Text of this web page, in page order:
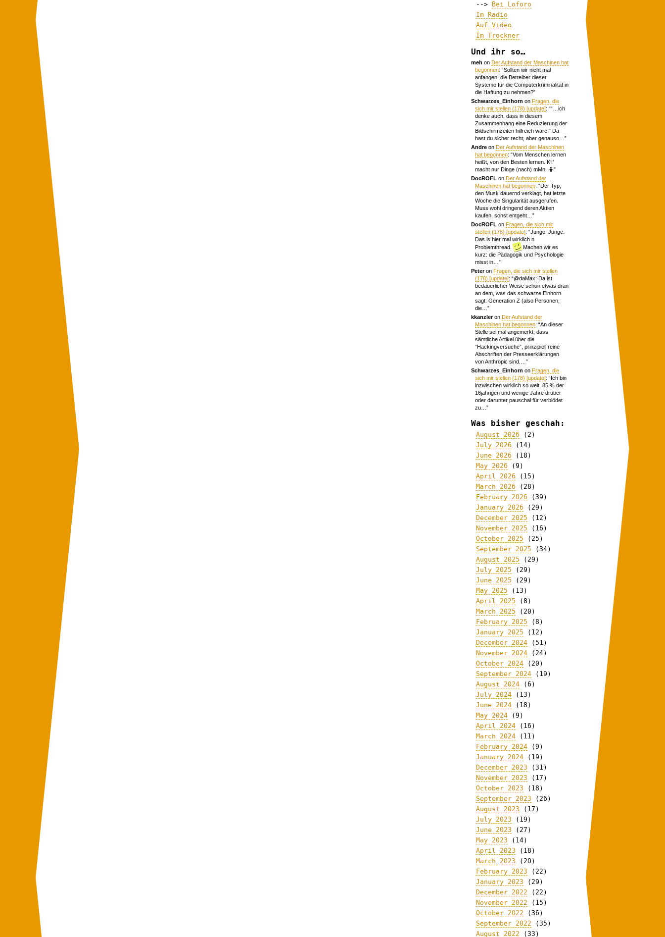
-->
Bei Loforo
Im Radio
Auf Video
Im Trockner
Und ihr so…
meh onDer Aufstand der Maschinen hat
begonnen: “Sollten wir nicht mal
anfangen, die Betreiber dieser
Systeme für die Computerkriminalität in
die Haftung zu nehmen?”
Schwarzes_Einhorn onFragen, die
sich mir stellen (178) [update]: ““…ich
denke auch, dass in diesem
Zusammenhang eine Reduzierung der
Bildschirmzeiten hilfreich wäre.” Da
hast du sicher recht, aber genauso… ”
Andre onDer Aufstand der Maschinen
hat begonnen: “Vom Menschen lernen
heißt, von den Besten lernen. K’I’
macht nur Dinge (nach) mMn. 🤷”
DocROFL onDer Aufstand der
Maschinen hat begonnen: “Der Typ,
den Musk dauernd verklagt, hat letzte
Woche die Singularität ausgerufen.
Muss wohl dringend deren Aktien
kaufen, sonst entgeht… ”
DocROFL onFragen, die sich mir
stellen (178) [update]: “Junge, Junge.
Das is hier mal wirklich n
Problemthread.
Machen wir es
kurz: die Pädagogik und Psychologie
misst in… ”
PeteronFragen, die sich mir stellen
(178) [update]: “@daMax: Da ist
bedauerlicher Weise schon etwas dran
an dem, was das schwarze Einhorn
sagt: Generation Z (also Personen,
die… ”
kkanzleronDer Aufstand der
Maschinen hat begonnen: “An dieser
Stelle sei mal angemerkt, dass
sämtliche Artikel über die
“Hackingversuche”, prinzipiell reine
Abschriften der Presseerklärungen
von Anthropic sind.… ”
Schwarzes_Einhorn onFragen, die
sich mir stellen (178) [update]: “Ich bin
inzwischen wirklich so weit, 85 % der
16jährigen und wenige Jahre drüber
oder darunter pauschal für verblödet
zu… ”
Was bisher geschah:
August 2026 (2)
July 2026 (14)
June 2026 (18)
May 2026 (9)
April 2026 (15)
March 2026 (28)
February 2026 (39)
January 2026 (29)
December 2025 (12)
November 2025 (16)
October 2025 (25)
September 2025 (34)
August 2025 (29)
July 2025 (29)
June 2025 (29)
May 2025 (13)
April 2025 (8)
March 2025 (20)
February 2025 (8)
January 2025 (12)
December 2024 (51)
November 2024 (24)
October 2024 (20)
September 2024 (19)
August 2024 (6)
July 2024 (13)
June 2024 (18)
May 2024 (9)
April 2024 (16)
March 2024 (11)
February 2024 (9)
January 2024 (19)
December 2023 (31)
November 2023 (17)
October 2023 (18)
September 2023 (26)
August 2023 (17)
July 2023 (19)
June 2023 (27)
May 2023 (14)
April 2023 (18)
March 2023 (20)
February 2023 (22)
January 2023 (29)
December 2022 (22)
November 2022 (15)
October 2022 (36)
September 2022 (35)
August 2022 (33)